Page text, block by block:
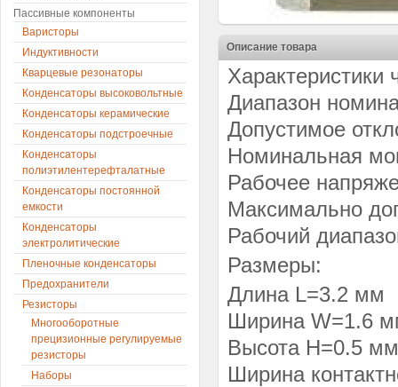
Описание товара
Характеристики
Диапазон
Допустимое
Номинальная
Рабочее
Максимально
Рабочий
Размеры:
Длина L=3.2 мм
Ширина W=1.6
Высота H=0.5 мм
Ширина
Пассивные компоненты
Варисторы
Индуктивности
Кварцевые резонаторы
Конденсаторы высоковольтные
Конденсаторы керамические
Конденсаторы подстроечные
Конденсаторы
полиэтилентерефталатные
Конденсаторы постоянной
емкости
Конденсаторы
электролитические
Пленочные конденсаторы
Предохранители
Резисторы
Многооборотные
прецизионные регулируемые
резисторы
Наборы